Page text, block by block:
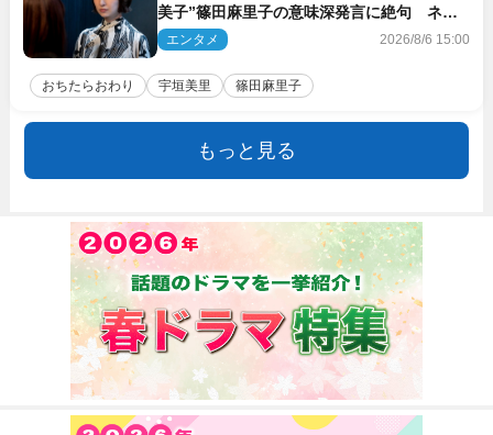
美子”篠田麻里子の意味深発言に絶句 ネッ
ト驚き「まさか」「意外な展開」
エンタメ 2026/8/6 15:00
おちたらおわり 宇垣美里 篠田麻里子
もっと見る